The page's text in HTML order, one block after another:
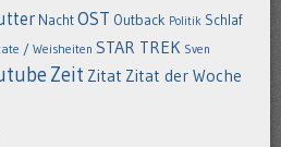
NachtOST Outback Politik Schlaf
/ Weisheiten STAR TREK Sven
Zeit Zitat Zitat der Woche